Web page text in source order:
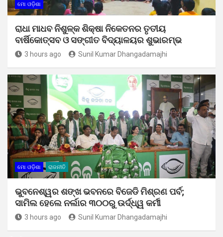
ମୋ ଓଡ଼ିଶା
ରାଧା ମାଧବ ନିଶୁଳ୍କ ଶିକ୍ଷା ନିକେତନର ତୃତୀୟ
ବାର୍ଷିକୋତ୍ସବ ଓ ସଙ୍ଗୀତ ବିଦ୍ୟାଳୟର ଶୁଭାରମ୍ଭ
3 hours ago Sunil Kumar Dhangadamajhi
ମୋ ଓଡ଼ିଶା ରାଜନୀତି
ଭୁବନେଶ୍ୱର ଶଙ୍ଖ ଭବନରେ ବିଜେଡି ମିଶ୍ରଣ ପର୍ବ;
ସାମିଲ ହେଲେ ନର୍ଲାର ୩୦୦ରୁ ଉର୍ଦ୍ଧ୍ୱ କର୍ମୀ
3 hours ago Sunil Kumar Dhangadamajhi